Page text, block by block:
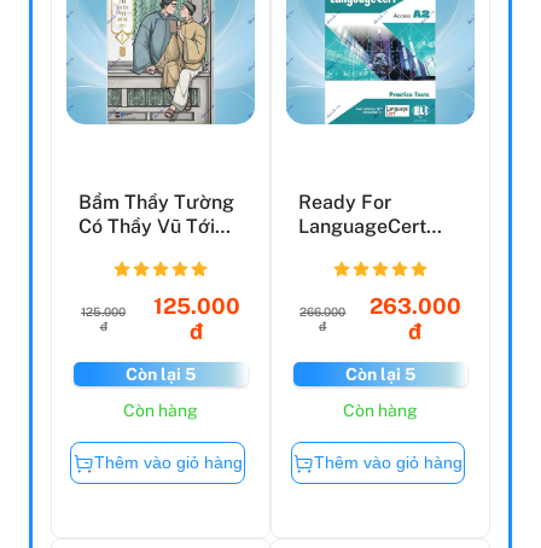
Bẩm Thầy Tường
Có Thầy Vũ Tới
125.000
đ
125.000
đ
Còn lại 5
Còn hàng
Thêm vào giỏ hàng
Ready For
LanguageCert
Student's E...
266.000
đ
263.000
đ
Còn lại 5
Còn hàng
Thêm vào giỏ hàng